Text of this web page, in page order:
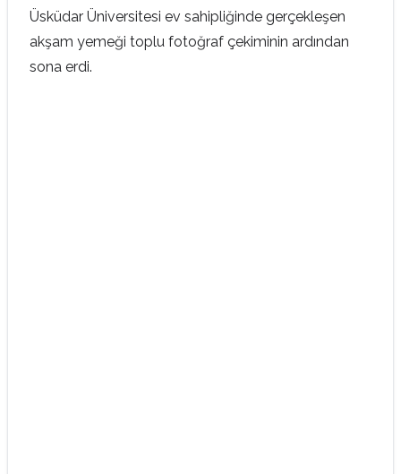
Üsküdar Üniversitesi ev sahipliğinde gerçekleşen
akşam yemeği toplu fotoğraf çekiminin ardından
sona erdi.